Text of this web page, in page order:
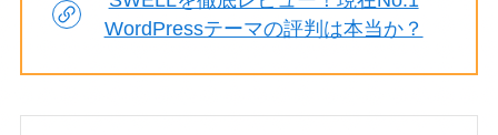
WordPressテーマの評判は本当か？